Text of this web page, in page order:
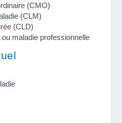
(CMO)
(CLM)
(CLD)
maladie professionnelle